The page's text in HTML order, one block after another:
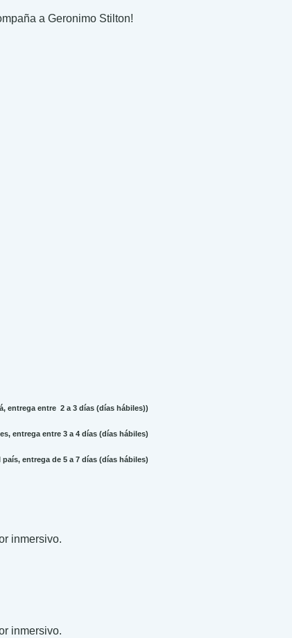
a Geronimo Stilton!
entrega entre 2 a 3 días (días hábiles))
entrega entre 3 a 4 días (días hábiles)
entrega de 5 a 7 días (días hábiles)
inmersivo.
inmersivo.